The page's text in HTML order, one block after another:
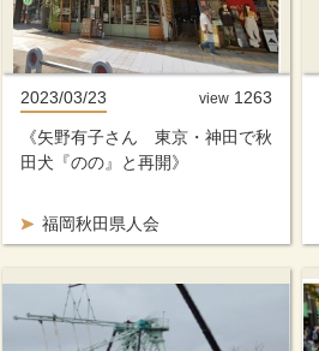
2023/03/23
福岡秋田県人会
《矢野有子さん 東京・神田で秋
田犬『のの』と再開》
view 1263